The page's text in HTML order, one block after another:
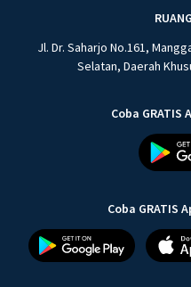
Jl. Dr. Saharjo No.161,
Selatan, Daerah
Coba
Coba GRATIS